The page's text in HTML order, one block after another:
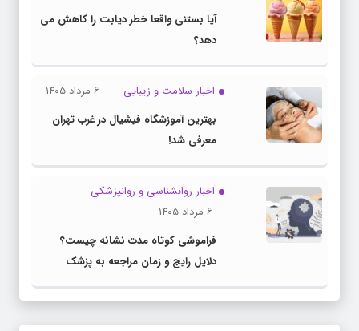
آیا بستنی واقعا خطر دیابت را کاهش می
دهد؟
اخبار سلامت و زیبایی
۶ مرداد ۱۴۰۵
بهترین آموزشگاه فیشیال در غرب تهران
معرفی شد!
اخبار روانشناسی و روانپزشكی
۶ مرداد ۱۴۰۵
فراموشی کوتاه مدت نشانه چیست؟
دلایل رایج و زمان مراجعه به پزشک